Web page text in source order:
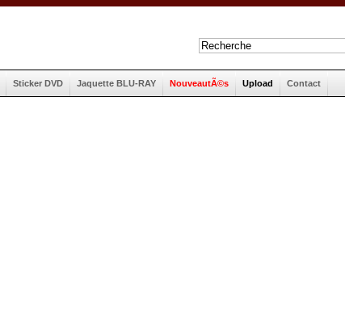
Sticker DVD Jaquette BLU-RAY NouveautÃ©s Upload Contact